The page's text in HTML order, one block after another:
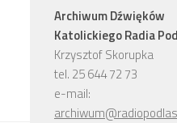
Archiwum Dźwięków
Katolickiego Radia
Krzysztof Skorupka
tel. 25 644 72 73
e-mail: